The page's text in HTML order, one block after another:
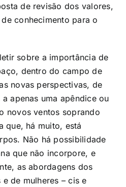
de revisão dos valores,
conhecimento para o
sobre a importância de
dentro do campo de
novas perspectivas, de
apenas uma apêndice ou
novos ventos soprando
que, há muito, está
Não há possibilidade
que não incorpore, e
as abordagens dos
de mulheres – cis e